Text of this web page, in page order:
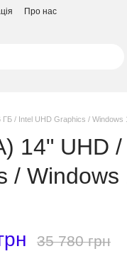
Про нас
/ Intel UHD Graphics / Windows
14" UHD
/ Windows
35 780 грн